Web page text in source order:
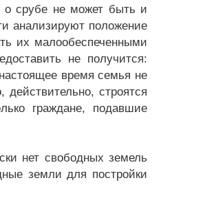
о срубе не может быть и
анализируют положение
их малообеспеченными
не получится:
время семья не
строятся
граждане, подавшие
нет свободных земель
земли для постройки